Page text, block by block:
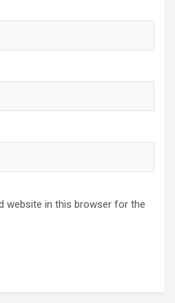
website in this browser for the